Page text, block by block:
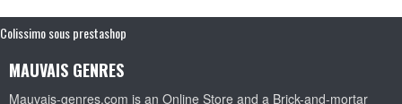
Colissimo sous prestashop
MAUVAIS GENRES
Mauvais-genres.com is an Online Store and a Brick-and-mortar